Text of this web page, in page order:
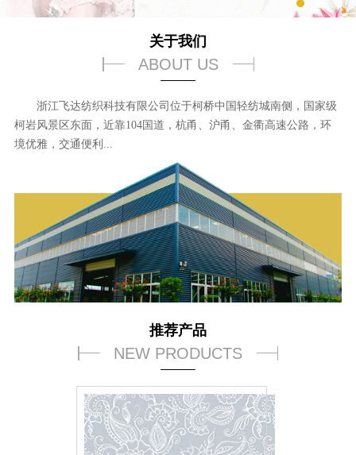
关于我们
ABOUT US
浙江飞达纺织科技有限公司位于柯桥中国轻纺城南侧，国家级
柯岩风景区东面，近靠104国道，杭甬、沪甬、金衢高速公路，环
境优雅，交通便利...
推荐产品
NEW PRODUCTS